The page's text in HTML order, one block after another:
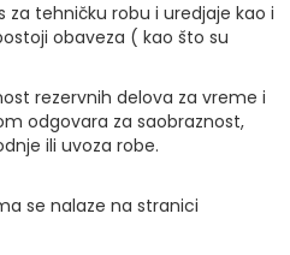
za tehničku robu i uredjaje kao i
obaveza ( kao što su
rezervnih delova za vreme i
odgovara za saobraznost,
ili uvoza robe.
se nalaze na stranici